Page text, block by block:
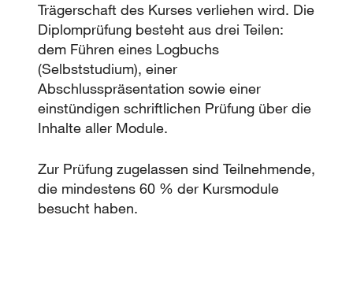
Trägerschaft des Kurses verliehen wird. Die
Diplomprüfung besteht aus drei Teilen:
dem Führen eines Logbuchs
(Selbststudium), einer
Abschlusspräsentation sowie einer
einstündigen schriftlichen Prüfung über die
Inhalte aller Module.
Zur Prüfung zugelassen sind Teilnehmende,
die mindestens 60 % der Kursmodule
besucht haben.